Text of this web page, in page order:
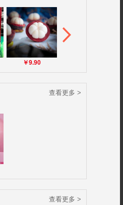
￥9.90
查看更多 >
查看更多 >